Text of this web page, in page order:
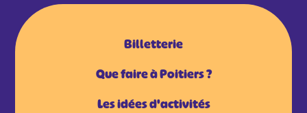
Billetterie
Que faire à Poitiers ?
Les idées d'activités